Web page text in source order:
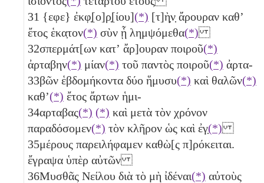
31 {εφε} ἐκφ̣[ο]ρ̣[ίου](*) [τ]ὴ̣ν̣ ἄρουραν καθʼ
ἔτος ἑκα̣τον(*) σὺν ᾗ λημψόμεθα(*)
32σπερμάτ[ων κατʼ ἄρ]ουραν ποιροῦ(*)
ἀρταβην(*) μίαν(*) τοῦ παντὸς ποιροῦ(*) ἀρτα-
33βῶν ἑβδομήκοντα δύο ἥμυσυ(*) καὶ θαλῶν(*)
καθʼ(*) ἔτος ἄρτων ἡμι-
34αρταβας(*) (*) καὶ μετὰ τὸν χρόνον
παραδόσομεν(*) τὸν κλῆρον ὡς καὶ ἐγ̣(*)
35μέρους παρειλήφαμεν καθὼ[ς π]ρόκειται.
ἔγραψα ὑπὲρ αὐτῶν
36Μυσθᾶς Νείλου διὰ τὸ μὴ ἰδέναι(*) αὐτοὺς